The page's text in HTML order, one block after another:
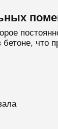
что